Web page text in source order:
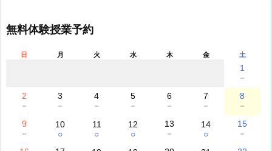
無料体験授業予約
日 月 火 水 木 金 土
1
－
2
－
3
－
4
－
5
－
6
－
7
－
8
－
9
－
10
○
11
○
12
○
13
－
14
○
15
－